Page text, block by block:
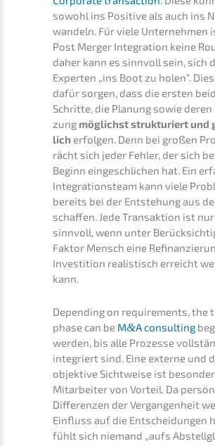
sowohl ins Positi­ve als auch ins
wandeln. Für viele Unter­neh­men
Post Merger Integra­ti­on keine
daher kann es sinnvoll sein, sich
Exper­ten „ins Boot zu holen“.
dafür sorgen, dass die ersten
Schrit­te, die Planung sowie
zung möglichst struk­tu­riert und
lich erfol­gen. Denn bei großen
rächt sich jeder Fehler, der sich
Beginn einge­schli­chen hat. Ein
Integra­ti­ons­team kann viele
bereits bei der Entste­hung aus
schaf­fen. Jede Trans­ak­ti­on ist
sinnvoll, wenn unter
Faktor Mensch eine
Inves­ti­ti­on realis­tisch erreicht
kann.
Depen­ding on requi­re­ments, the
phase can be M&A consul­ting
werden, bis alle Prozes­se
integriert sind. Eine exter­ne und
objek­ti­ve Sicht­wei­se ist
Mitar­bei­ter von Vorteil. Da
Diffe­ren­zen der Vergan­gen­heit
Einfluss auf die Entschei­dun­gen
fühlt sich niemand „aufs